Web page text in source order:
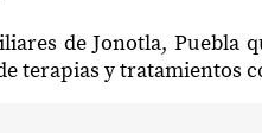
de Jonotla, Puebla
terapias y tratamientos